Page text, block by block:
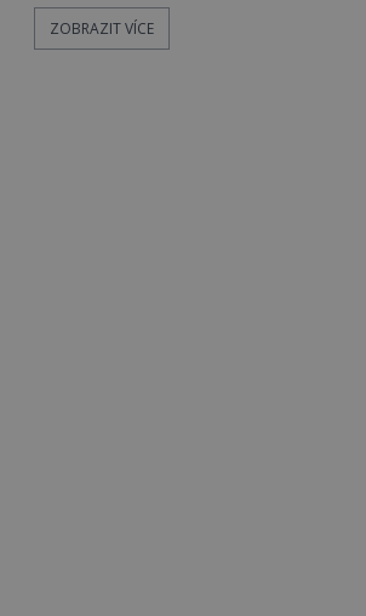
světu Malého prince. Autor, jenž
píše o odvaze, samotě i
ZOBRAZIT VÍCE